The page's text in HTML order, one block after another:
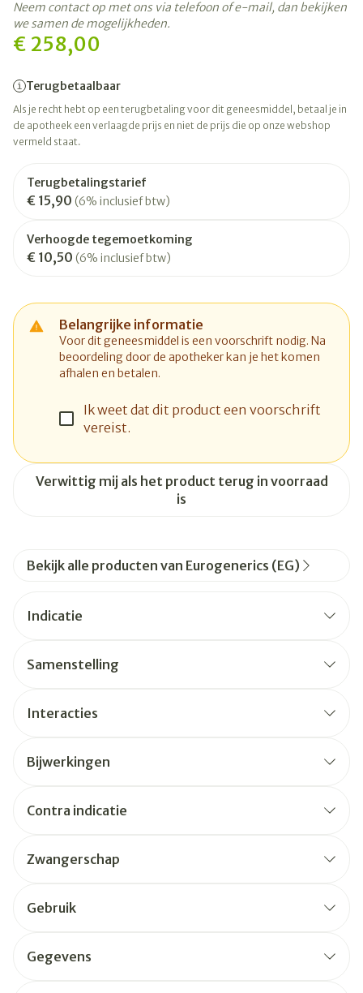
€ 258,00
Terugbetaalbaar
Als je recht hebt op een terugbetaling voor dit geneesmiddel, betaal je in
de apotheek een verlaagde prijs en niet de prijs die op onze webshop
vermeld staat.
Terugbetalingstarief
€ 15,90 (6% inclusief btw)
Verhoogde tegemoetkoming
€ 10,50 (6% inclusief btw)
Belangrijke informatie
Voor dit geneesmiddel is een voorschrift nodig. Na
beoordeling door de apotheker kan je het komen
afhalen en betalen.
Ik weet dat dit product een voorschrift
vereist.
Verwittig mij als het product terug in voorraad
is
Neem contact op met ons via telefoon of e-mail, dan bekijken
we samen de mogelijkheden.
Bekijk alle producten van Eurogenerics (EG)
Indicatie
Samenstelling
Interacties
Bijwerkingen
Contra indicatie
Zwangerschap
Gebruik
Gegevens